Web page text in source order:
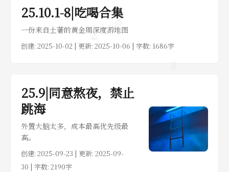
25.10.1-8|吃喝合集
一份来自土著的黄金周深度游地图
创建: 2025-10-02 | 更新: 2025-10-06 | 字数: 1686字
25.9|同意熬夜，禁止
跳海
外置大脑太多，成本最高优先级最
高。
创建: 2025-09-23 | 更新: 2025-09-
30 | 字数: 2190字
🎐
🩵